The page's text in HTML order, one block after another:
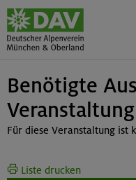
Benötigte
Für diese Veranstaltung ist
Liste drucken